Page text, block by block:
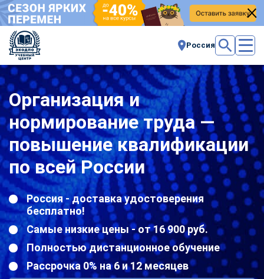
Россия
Организация и
нормирование труда —
повышение квалификации
по всей России
Россия - доставка удостоверения
бесплатно!
Самые низкие цены - от 16 900 руб.
Полностью дистанционное обучение
Рассрочка 0% на 6 и 12 месяцев